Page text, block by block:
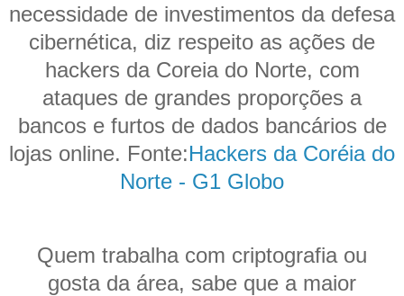
necessidade de investimentos da defesa
cibernética, diz respeito as ações de
hackers da Coreia do Norte, com
ataques de grandes proporções a
bancos e furtos de dados bancários de
lojas online. Fonte:Hackers da Coréia do
Norte - G1 Globo
Quem trabalha com criptografia ou
gosta da área, sabe que a maior